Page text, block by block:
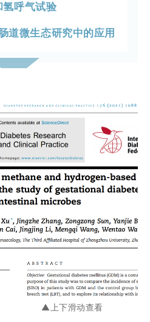
氢呼气试验
道微生态研究中的应用
▲上下滑动查看